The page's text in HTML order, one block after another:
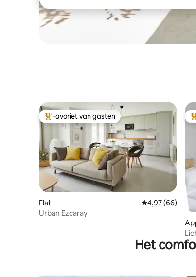
Topfavoriet van gasten
Favoriet van gasten
Flat Gemiddelde
4,97 (66)
Urban Ezcaray
Het